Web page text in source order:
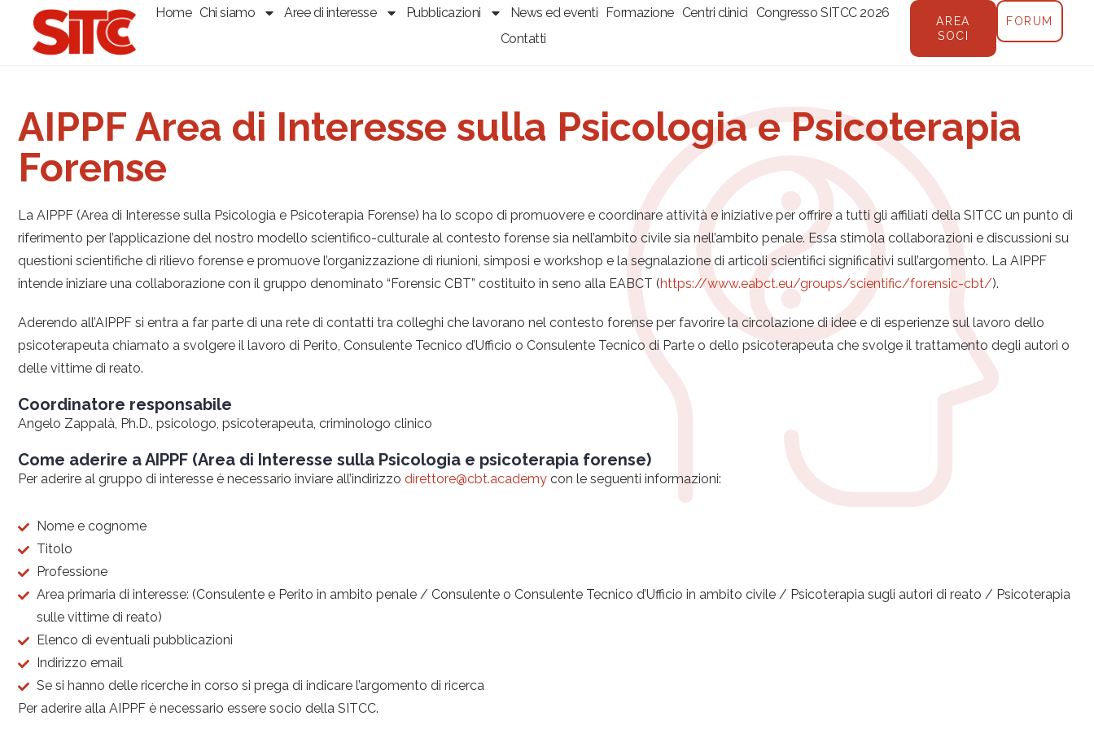
Home Chi siamo Aree di interesse Pubblicazioni News ed eventi Formazione Centri clinici
Congresso SITCC 2026
Contatti
AREA
SOCI
FORUM
AIPPF Area di Interesse sulla Psicologia e Psicoterapia
Forense
La AIPPF (Area di Interesse sulla Psicologia e Psicoterapia Forense) ha lo scopo di promuovere e coordinare attività e iniziative per offrire a tutti gli affiliati della SITCC un punto di
riferimento per l’applicazione del nostro modello scientifico-culturale al contesto forense sia nell’ambito civile sia nell’ambito penale. Essa stimola collaborazioni e discussioni su
questioni scientifiche di rilievo forense e promuove l’organizzazione di riunioni, simposi e workshop e la segnalazione di articoli scientifici significativi sull’argomento. La AIPPF
intende iniziare una collaborazione con il gruppo denominato “Forensic CBT” costituito in seno alla EABCT (https://www.eabct.eu/groups/scientific/forensic-cbt/).
Aderendo all’AIPPF si entra a far parte di una rete di contatti tra colleghi che lavorano nel contesto forense per favorire la circolazione di idee e di esperienze sul lavoro dello
psicoterapeuta chiamato a svolgere il lavoro di Perito, Consulente Tecnico d’Ufficio o Consulente Tecnico di Parte o dello psicoterapeuta che svolge il trattamento degli autori o
delle vittime di reato.
Coordinatore responsabile
Angelo Zappalà, Ph.D., psicologo, psicoterapeuta, criminologo clinico
Come aderire a AIPPF (Area di Interesse sulla Psicologia e psicoterapia forense)
Per aderire al gruppo di interesse è necessario inviare all’indirizzo direttore@cbt.academy con le seguenti informazioni:
Nome e cognome
Titolo
Professione
Area primaria di interesse: (Consulente e Perito in ambito penale / Consulente o Consulente Tecnico d’Ufficio in ambito civile / Psicoterapia sugli autori di reato / Psicoterapia
sulle vittime di reato)
Elenco di eventuali pubblicazioni
Indirizzo email
Se si hanno delle ricerche in corso si prega di indicare l’argomento di ricerca
Per aderire alla AIPPF è necessario essere socio della SITCC.